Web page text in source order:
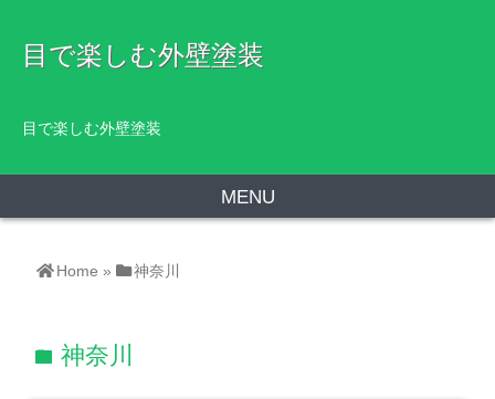
目で楽しむ外壁塗装
目で楽しむ外壁塗装
MENU
Home » 神奈川
folder 神奈川